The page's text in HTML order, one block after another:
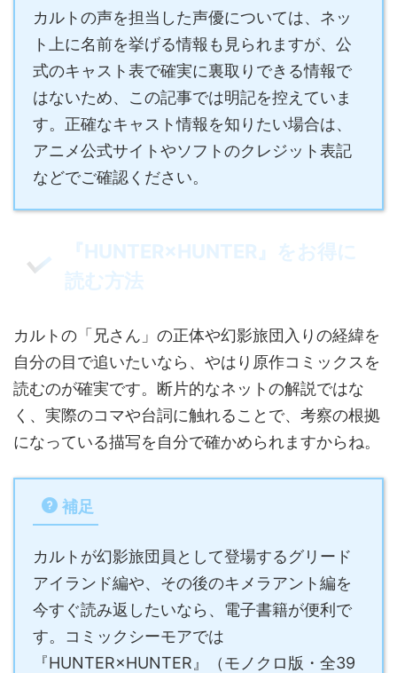
カルトの声を担当した声優については、ネッ
ト上に名前を挙げる情報も見られますが、公
式のキャスト表で確実に裏取りできる情報で
はないため、この記事では明記を控えていま
す。正確なキャスト情報を知りたい場合は、
アニメ公式サイトやソフトのクレジット表記
などでご確認ください。
『HUNTER×HUNTER』をお得に
読む方法
カルトの「兄さん」の正体や幻影旅団入りの経緯を
自分の目で追いたいなら、やはり原作コミックスを
読むのが確実です。断片的なネットの解説ではな
く、実際のコマや台詞に触れることで、考察の根拠
になっている描写を自分で確かめられますからね。
補足
カルトが幻影旅団員として登場するグリード
アイランド編や、その後のキメラアント編を
今すぐ読み返したいなら、電子書籍が便利で
す。コミックシーモアでは
『HUNTER×HUNTER』（モノクロ版・全39